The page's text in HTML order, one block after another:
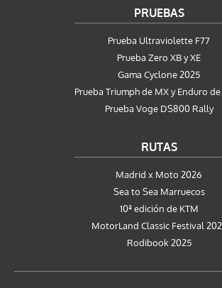
PRUEBAS
Prueba Ultraviolette F77
Prueba Zero XB y XE
Gama Cyclone 2025
Prueba Triumph de MX y Enduro
Prueba Voge DS800 Rally
RUTAS
Madrid x Moto 2026
Sea to Sea Marruecos
10ª edición de KTM
MotorLand Classic Festival
Rodibook 2025